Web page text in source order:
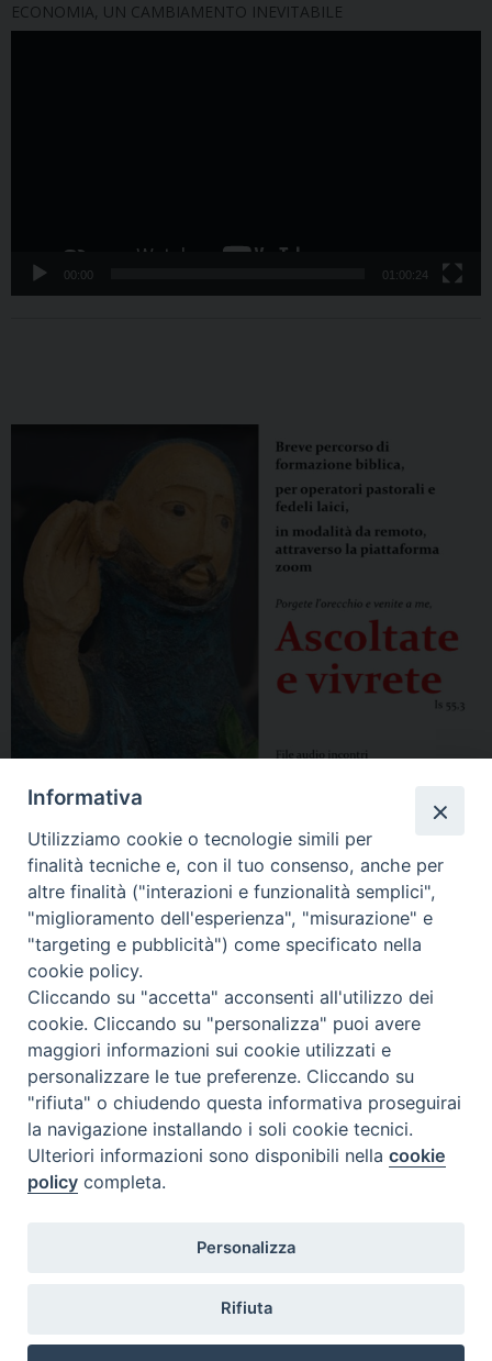
ECONOMIA, UN CAMBIAMENTO INEVITABILE
00:00 01:00:24
Informativa
Utilizziamo cookie o tecnologie simili per
finalità tecniche e, con il tuo consenso, anche per
altre finalità ("interazioni e funzionalità semplici",
"miglioramento dell'esperienza", "misurazione" e
"targeting e pubblicità") come specificato nella
cookie policy.
Cliccando su "accetta" acconsenti all'utilizzo dei
cookie. Cliccando su "personalizza" puoi avere
maggiori informazioni sui cookie utilizzati e
personalizzare le tue preferenze. Cliccando su
"rifiuta" o chiudendo questa informativa proseguirai
la navigazione installando i soli cookie tecnici.
Ulteriori informazioni sono disponibili nellacookie
policy completa.
Personalizza
Rifiuta